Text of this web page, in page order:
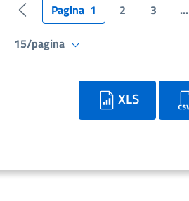
Pagina precedente
Pagina 1 2 3 ...
15/pagina
XLS